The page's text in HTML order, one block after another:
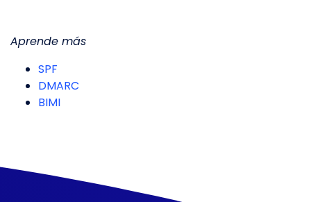
Aprende más
SPF
DMARC
BIMI